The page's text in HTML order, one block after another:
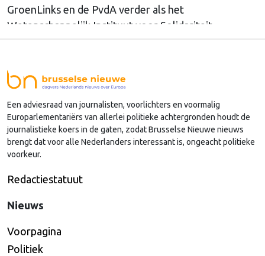
GroenLinks en de PvdA verder als het
Wetenschappelijk Instituut voor Solidariteit.
ineenslaan. "Er zullen nog wel een aantal ego's over
hun schaduw heen moeten springen", zegt zij.
Een adviesraad van journalisten, voorlichters en voormalig
Europarlementariërs van allerlei politieke achtergronden houdt de
journalistieke koers in de gaten, zodat Brusselse Nieuwe nieuws
brengt dat voor alle Nederlanders interessant is, ongeacht politieke
voorkeur.
Redactiestatuut
Nieuws
Voorpagina
Politiek